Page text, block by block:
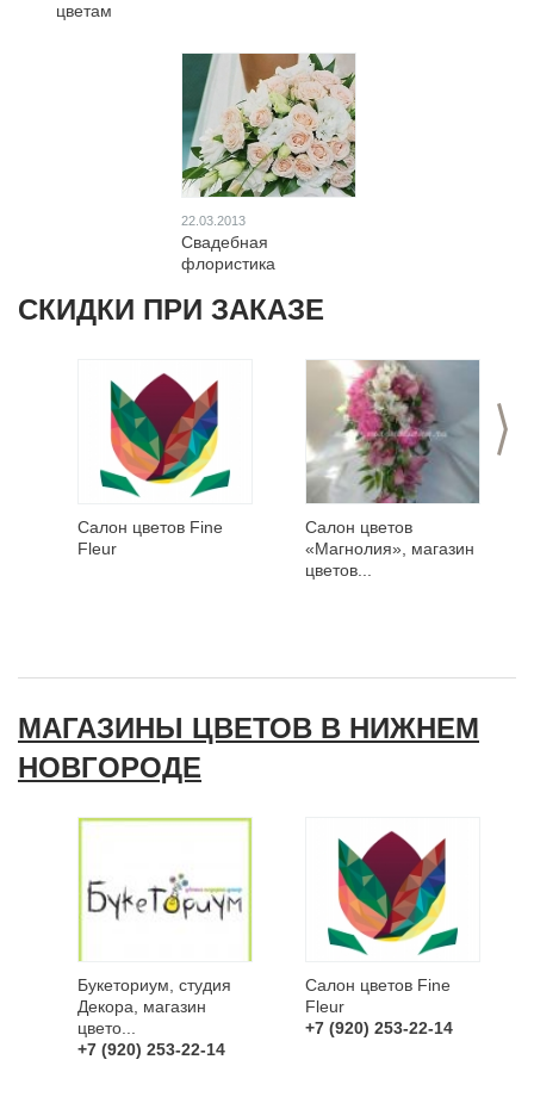
цветам
22.03.2013
Свадебная
флористика
СКИДКИ ПРИ ЗАКАЗЕ
>
Салон цветов Fine
Fleur
Салон цветов
«Магнолия», магазин
цветов...
МАГАЗИНЫ ЦВЕТОВ В НИЖНЕМ
НОВГОРОДЕ
Букеториум, студия
Декора, магазин
цвето...
+7 (920) 253-22-14
Салон цветов Fine
Fleur
+7 (920) 253-22-14